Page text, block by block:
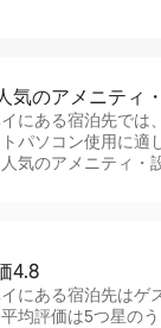
気⁠のア⁠メ⁠ニ⁠テ⁠ィ
にある宿泊先では
パソコン使用に適
気のアメニティ・
4.8
にある宿泊先はゲ
均評価は5つ星の